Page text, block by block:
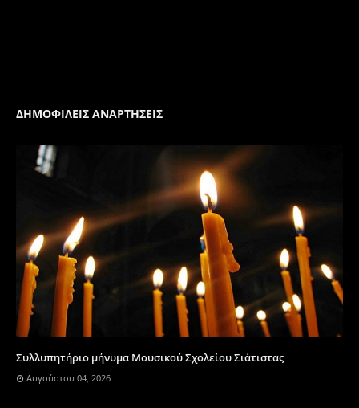
ΔΗΜΟΦΙΛΕΙΣ ΑΝΑΡΤΗΣΕΙΣ
Συλλυπητήριο μήνυμα Μουσικού Σχολείου Σιάτιστας
Αυγούστου 04, 2026